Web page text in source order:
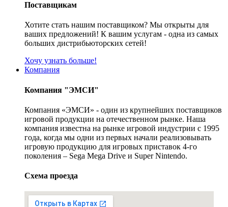
Поставщикам
Хотите стать нашим поставщиком? Мы открыты для
ваших предложений! К вашим услугам - одна из самых
больших дистрибьюторских сетей!
Хочу узнать больше!
Компания
Компания "ЭМСИ"
Компания «ЭМСИ» - один из крупнейших поставщиков
игровой продукции на отечественном рынке. Наша
компания известна на рынке игровой индустрии с 1995
года, когда мы одни из первых начали реализовывать
игровую продукцию для игровых приставок 4-го
поколения – Sega Mega Drive и Super Nintendo.
Схема проезда